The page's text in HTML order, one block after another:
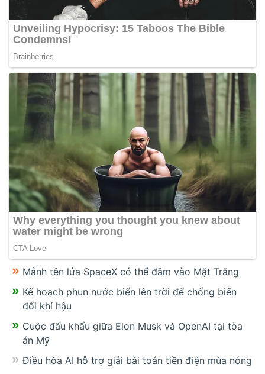
Mảnh tên lửa SpaceX có thể đâm vào Mặt Trăng
Kế hoạch phun nước biển lên trời để chống biến
đổi khí hậu
Cuộc đấu khẩu giữa Elon Musk và OpenAI tại tòa
án Mỹ
Điều hòa AI hỗ trợ giải bài toán tiền điện mùa nóng